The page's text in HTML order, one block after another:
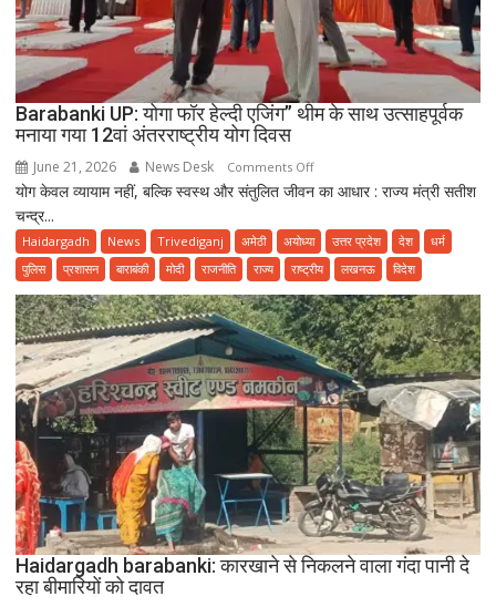
Barabanki UP: योगा फॉर हेल्दी एजिंग” थीम के साथ उत्साहपूर्वक
मनाया गया 12वां अंतरराष्ट्रीय योग दिवस
June 21, 2026 News Desk Comments Offon
Barabanki
योगा
फॉर
एजिंग”
थीम
के
साथ
उत्साहपूर्वक
मनाया
गया
12वां
अंतरराष्ट्रीय
योग
दिवस
योग केवल व्यायाम नहीं, बल्कि स्वस्थ और संतुलित जीवन का आधार : राज्य मंत्री सतीश
चन्द्र...
Haidargadh News Trivediganj अमेठी अयोध्या उत्तर प्रदेश देश
धर्म
पुलिस
प्रशासन बाराबंकी मोदी राजनीति राज्य राष्ट्रीय लखनऊ विदेश
Haidargadh barabanki: कारखाने से निकलने वाला गंदा पानी दे
रहा बीमारियों को दावत